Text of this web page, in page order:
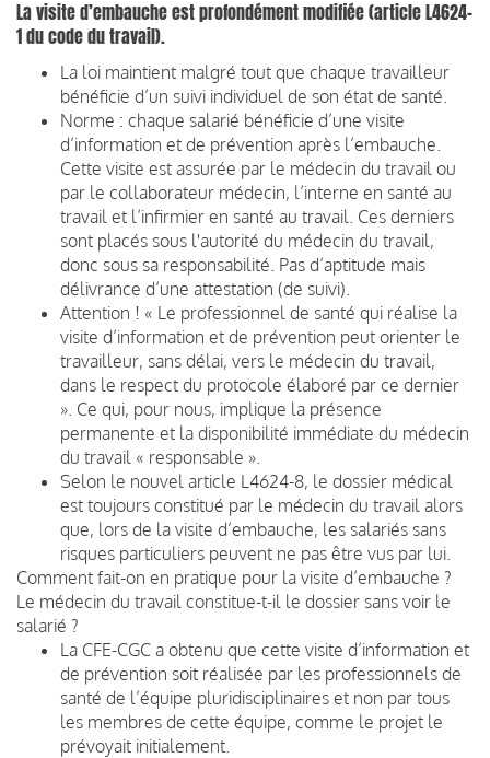
La visite d’embauche est profondément modifiée (article L4624-
1 du code du travail).
La loi maintient malgré tout que chaque travailleur
bénéficie d’un suivi individuel de son état de santé.
Norme : chaque salarié bénéficie d’une visite
d’information et de prévention après l’embauche.
Cette visite est assurée par le médecin du travail ou
par le collaborateur médecin, l’interne en santé au
travail et l’infirmier en santé au travail. Ces derniers
sont placés sous l'autorité du médecin du travail,
donc sous sa responsabilité. Pas d’aptitude mais
délivrance d’une attestation (de suivi).
Attention ! « Le professionnel de santé qui réalise la
visite d’information et de prévention peut orienter le
travailleur, sans délai, vers le médecin du travail,
dans le respect du protocole élaboré par ce dernier
». Ce qui, pour nous, implique la présence
permanente et la disponibilité immédiate du médecin
du travail « responsable ».
Selon le nouvel article L4624-8, le dossier médical
est toujours constitué par le médecin du travail alors
que, lors de la visite d’embauche, les salariés sans
risques particuliers peuvent ne pas être vus par lui.
Comment fait-on en pratique pour la visite d’embauche ?
Le médecin du travail constitue-t-il le dossier sans voir le
salarié ?
La CFE-CGC a obtenu que cette visite d’information et
de prévention soit réalisée par les professionnels de
santé de l’équipe pluridisciplinaires et non par tous
les membres de cette équipe, comme le projet le
prévoyait initialement.